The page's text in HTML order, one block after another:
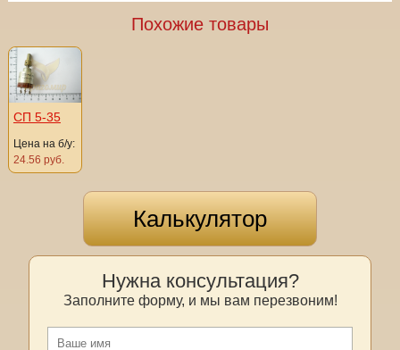
Похожие товары
СП 5-35
Цена на б/у:
24.56 руб.
Калькулятор
Нужна консультация?
Заполните форму, и мы вам перезвоним!